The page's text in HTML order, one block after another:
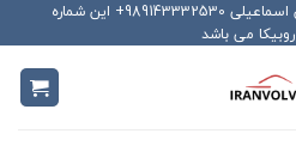
ارتباط سریع با مدیر فروش : مهندس اسماعیلی 989143332530+ این شماره
می باشد